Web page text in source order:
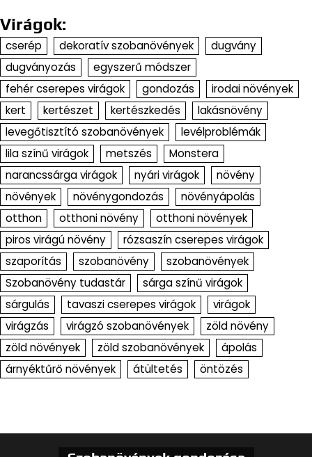
Virágok:
cserép dekoratív szobanövények
dugvány
dugványozás
egyszerű módszer
fehér cserepes virágok
gondozás
irodai növények
kert
kertészet kertészkedés
lakásnövény
levegőtisztító szobanövények
levélproblémák
lila színű virágok
metszés
Monstera
narancssárga virágok
nyári virágok
növény
növények
növénygondozás
növényápolás
otthon
otthoni növény
otthoni növények
piros virágú növény
rózsaszín cserepes virágok
szaporítás
szobanövény
szobanövények
Szobanövény tudastár
sárga színű virágok
sárgulás
tavaszi cserepes virágok
virágok
virágzás
virágzó szobanövények
zöld növény
zöld növények
zöld szobanövények
ápolás
árnyéktűrő növények
átültetés öntözés